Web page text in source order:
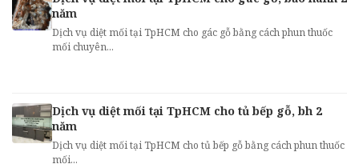
năm
Dịch vụ diệt mối tại TpHCM cho gác gỗ bằng cách phun thuốc
mối chuyên...
Dịch vụ diệt mối tại TpHCM cho tủ bếp gỗ, bh 2
năm
Dịch vụ diệt mối tại TpHCM cho tủ bếp gỗ bằng cách phun thuốc
mối...